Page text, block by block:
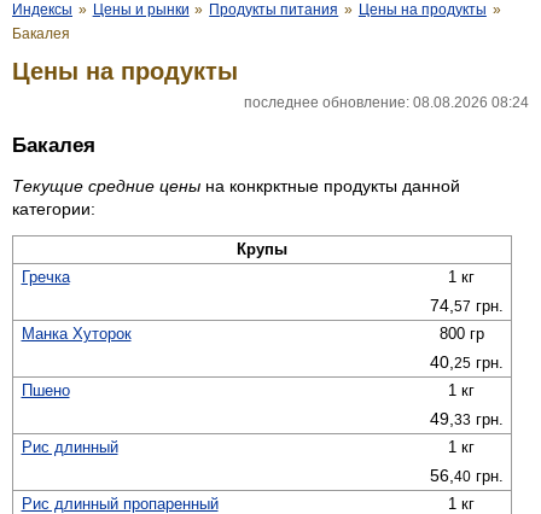
Индексы » Цены и рынки » Продукты питания » Цены на продукты »
Бакалея
Цены на продукты
последнее обновление: 08.08.2026 08:24
Бакалея
Текущие средние цены на конкрктные продукты данной
категории:
Крупы
Гречка
1 кг
74, 57 грн.
Манка Хуторок
800 гр
40, 25грн.
Пшено
1 кг
49, 33грн.
Рис длинный
1 кг
56, 40грн.
Рис длинный пропаренный
1 кг